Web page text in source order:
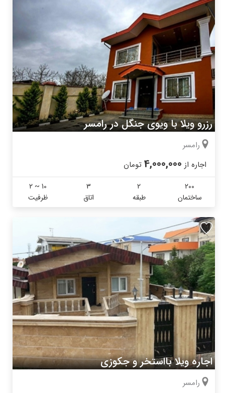
رزرو ویلا با ویوی جنگل در رامسر
رامسر
اجاره از 4,000,000 تومان
200
ساختمان
2
طبقه
3
اتاق
2 ~ 10
ظرفیت
اجاره ویلا بااستخر و جکوزی
رامسر